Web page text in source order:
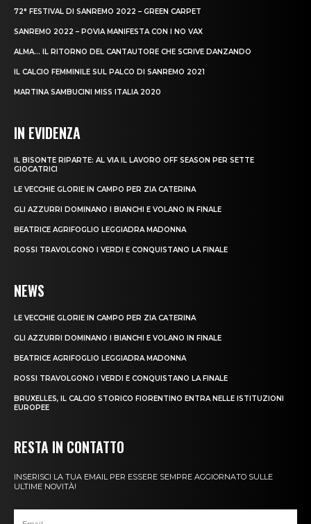
72° FESTIVAL DI SANREMO 2022 – GREEN CARPET
SANREMO 2022 – POVIA MANIFESTA CON I NO VAX
ALMA… IL RITORNO DEL CANTAUTORE CHE SCRIVE DANZANDO
IL CALCIO FEMMINILE SUL PALCO DI SANREMO 2021
MARTINA SAMBUCINI MISS ITALIA 2020
IN EVIDENZA
IL BISONTE RIPARTE: AL VIA IL LAVORO OFF SEASON PER SETTE
GIOCATRICI
LE VECCHIE GLORIE IN CAMPO PER ZIA CATERINA
GLI AZZURRI DOMINANO I BIANCHI E VOLANO IN FINALE
BEATRICE AGRIFOGLIO LEGGIADRA MADONNA
ROSSI TRAVOLGONO I VERDI E CONQUISTANO LA FINALE
NEWS
LE VECCHIE GLORIE IN CAMPO PER ZIA CATERINA
GLI AZZURRI DOMINANO I BIANCHI E VOLANO IN FINALE
BEATRICE AGRIFOGLIO LEGGIADRA MADONNA
ROSSI TRAVOLGONO I VERDI E CONQUISTANO LA FINALE
BRUXELLES, IL CALCIO STORICO FIORENTINO ENTRA NELLE ISTITUZIONI
EUROPEE
RESTA IN CONTATTO
INSERISCI LA TUA EMAIL PER ESSERE SEMPRE AGGIORNATO SULLE
ULTIME NOVITÀ!